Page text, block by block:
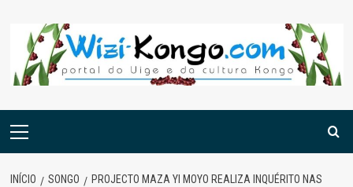
content
Menu
INÍCIO SONGO
PROJECTO MAZA YI MOYO REALIZA INQUÉRITO NAS